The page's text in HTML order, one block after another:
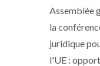
Assemblée
la
juridique
l'UE :